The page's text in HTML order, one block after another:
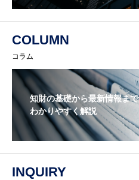
COLUMN
コラム
知財の基礎から最新情報まで
わかりやすく解説
INQUIRY